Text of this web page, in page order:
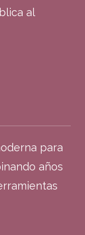
al
para
años